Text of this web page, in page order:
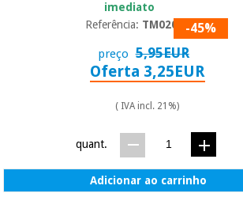
imediato
Referência: TM02066-45%
preço 5,95EUR
Oferta 3,25EUR
( IVA incl. 21%)
quant.
Adicionar ao carrinho